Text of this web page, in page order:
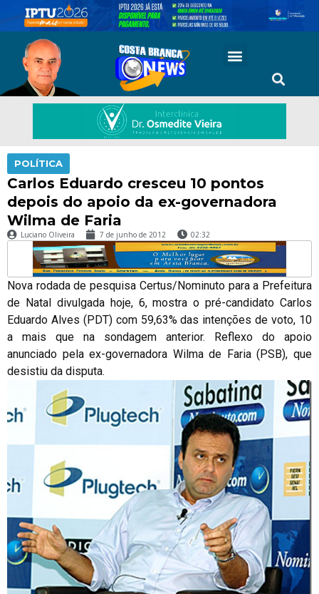
POLÍTICA
Carlos Eduardo cresceu 10 pontos
depois do apoio da ex-governadora
Wilma de Faria
Luciano Oliveira 7 de junho de 2012 02:32
Nova rodada de pesquisa Certus/Nominuto para a Prefeitura
de Natal divulgada hoje, 6, mostra o pré-candidato Carlos
Eduardo Alves (PDT) com 59,63% das intenções de voto, 10
a mais que na sondagem anterior. Reflexo do apoio
anunciado pela ex-governadora Wilma de Faria (PSB), que
desistiu da disputa.